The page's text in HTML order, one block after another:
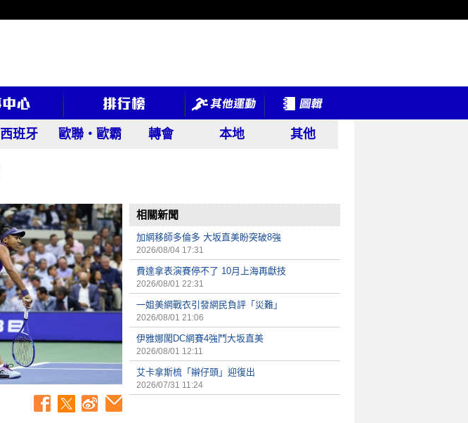
西班牙 歐聯‧歐霸 轉會 本地 其他
相關新聞
加網移師多倫多 大坂直美盼突破8強
2026/08/04 17:31
費達拿表演賽停不了 10月上海再獻技
2026/08/01 22:31
一姐美網戰衣引發網民負評「災難」
2026/08/01 21:06
伊雅娜闖DC網賽4強鬥大坂直美
2026/08/01 12:11
艾卡拿斯梳「辮仔頭」迎復出
2026/07/31 11:24